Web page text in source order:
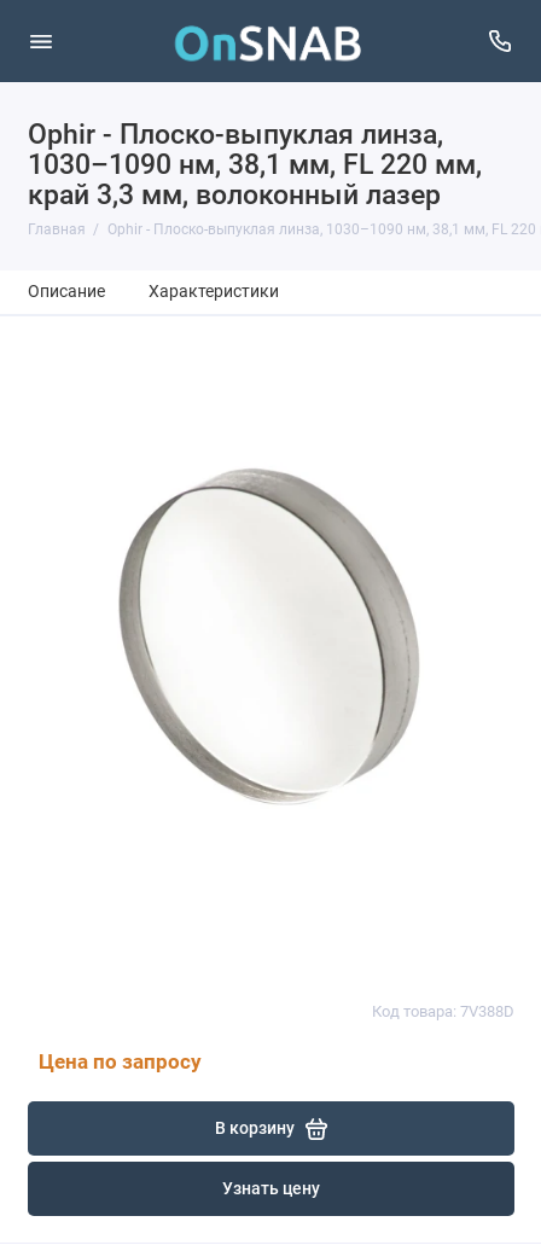
Ophir - Плоско-выпуклая линза,
1030–1090 нм, 38,1 мм, FL 220 мм,
край 3,3 мм, волоконный лазер
Главная Ophir - Плоско-выпуклая линза, 1030–1090 нм, 38,1 мм, FL
Описание Характеристики
Код товара: 7V388D
Цена по запросу
В корзину
Узнать цену